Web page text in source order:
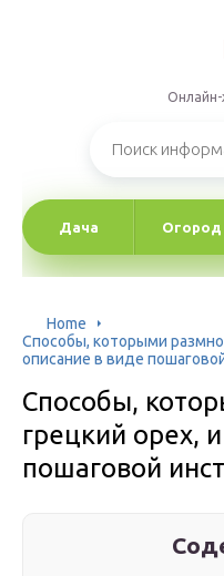
Онлайн-
Дача Огород
Home
Способы, которыми
описание в виде
Способы,
грецкий орех,
пошаговой